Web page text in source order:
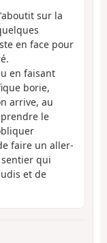
sur la
en face pour
en faisant
borie,
arrive, au
le
faire un aller-
qui
et de